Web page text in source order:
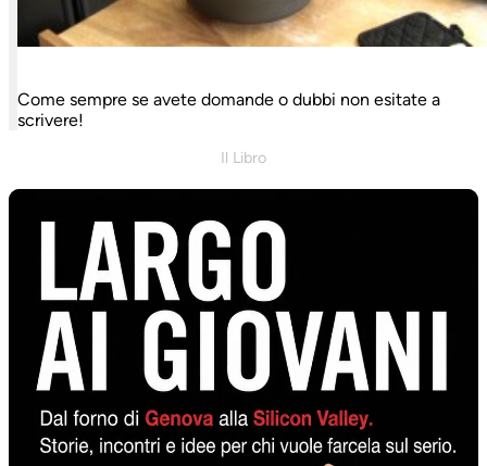
Come sempre se avete domande o dubbi non esitate a
scrivere!
Il Libro